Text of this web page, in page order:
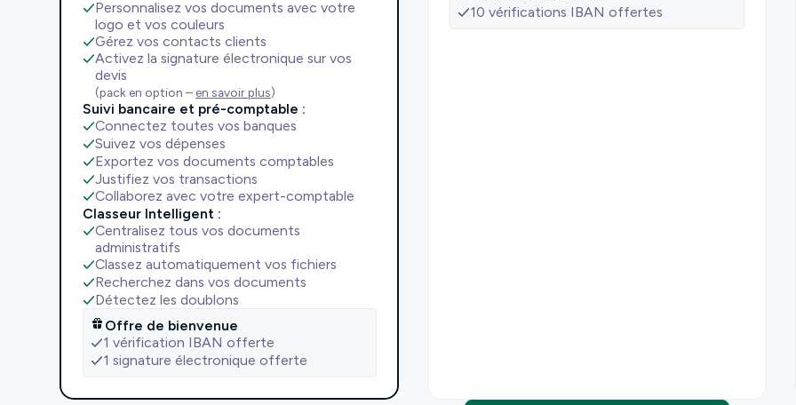
Personnalisez vos documents avec votre
logo et vos couleurs
Gérez vos contacts clients
Activez la signature électronique sur vos
devis
(pack en option – en savoir plus)
Suivi bancaire et pré-comptable :
Connectez toutes vos banques
Suivez vos dépenses
Exportez vos documents comptables
Justifiez vos transactions
Collaborez avec votre expert-comptable
Classeur Intelligent :
Centralisez tous vos documents
administratifs
Classez automatiquement vos fichiers
Recherchez dans vos documents
Détectez les doublons
Offre de bienvenue
1 vérification IBAN offerte
1 signature électronique offerte
10 vérifications IBAN offertes